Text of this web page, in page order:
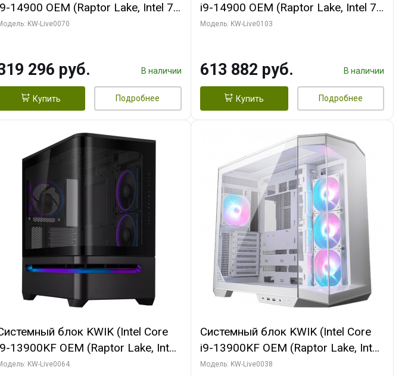
14900 OEM (Raptor Lake, Intel 7,
16EC/8PC// 64 ГБ ОЗУ (2
256bit/ 960 ГБ SSD)
KW-Live0070
296 руб. В наличии
Купить Подробнее
i9-14900 OEM (Raptor Lake, Intel 7,
C24 16EC/8PC// 64 ГБ ОЗУ (2
Turbo/ 960 ГБ SSD)
Модель: KW-Live0103
613 882 руб. В наличии
Купить Подробнее
блок KWIK (Intel Core
13900KF OEM (Raptor Lake, Intel
C24 16EC/8P/ 64 ГБ ОЗУ (2
KW-Live0064
Системный блок KWIK (Intel Core
i9-13900KF OEM (Raptor Lake, Intel
7, C24 16EC/8P/ 32 ГБ ОЗУ (2
Модель: KW-Live0038